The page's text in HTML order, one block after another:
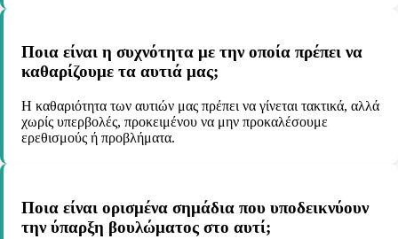
Ποια είναι η συχνότητα με την οποία πρέπει να
καθαρίζουμε τα αυτιά μας;
Η καθαριότητα των αυτιών μας πρέπει να γίνεται τακτικά, αλλά
χωρίς υπερβολές, προκειμένου να μην προκαλέσουμε
ερεθισμούς ή προβλήματα.
Ποια είναι ορισμένα σημάδια που υποδεικνύουν
την ύπαρξη βουλώματος στο αυτί;